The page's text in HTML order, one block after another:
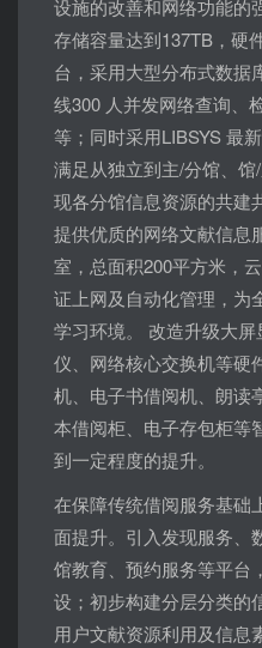
设施的改善和网络功能的
存储容量达到137TB，硬
台，采用大型分布式数据
线300 人并发网络查询、
等；同时采用LIBSYS 最
满足从独立到主/分馆、
现各分馆信息资源的共建
提供优质的网络文献信息
室，总面积200平方米，
证上网及自动化管理，为
学习环境。 改造升级大
仪、网络核心交换机等硬
机、电子书借阅机、朗读
本借阅柜、电子存包柜等
到一定程度的提升。
在保障传统借阅服务基础
面提升。引入发现服务、
馆教育、预约服务等平台
设；初步构建分层分类的
用户文献资源利用及信息